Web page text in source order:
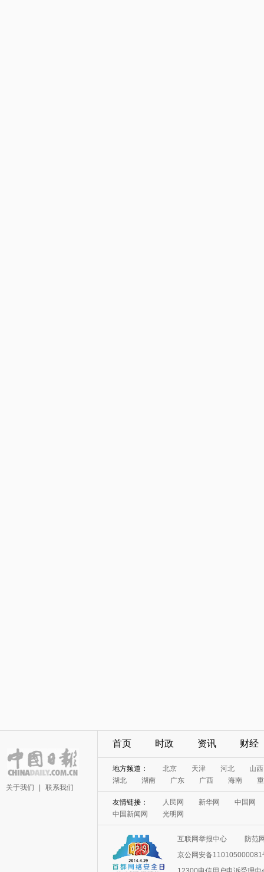
关于我们 联系我们
首页 时政 资讯 财经
地方频道： 北京 天津 河北
山西
湖北
湖南 广东 广西 海南
友情链接： 人民网 新华网
中国网
中国新闻网
光明网
互联网举报中心
防范
京公网安备110105000081